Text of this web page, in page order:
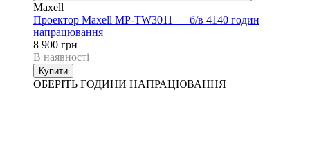
Maxell
Проектор Maxell MP-TW3011 — б/в 4140 годин
напрацювання
8 900 грн
В наявності
Купити
ОБЕРІТЬ ГОДИНИ НАПРАЦЮВАННЯ